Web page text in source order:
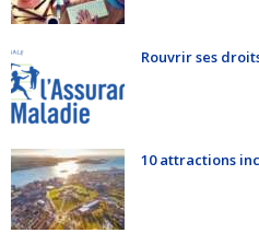
Rouvrir ses
10 attractions